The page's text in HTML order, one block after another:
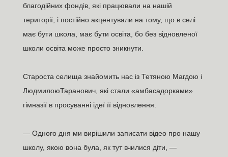
благодійних фондів, які працювали на нашій
території, і постійно акцентували на тому, що в селі
має бути школа, має бути освіта, бо без відновленої
школи освіта може просто зникнути.
Староста селища знайомить нас із Тетяною Магдою і
ЛюдмилоюТаранович, які стали «амбасадорками»
гімназії в просуванні ідеї її відновлення.
— Одного дня ми вирішили записати відео про нашу
школу, якою вона була, як тут вчилися діти, —